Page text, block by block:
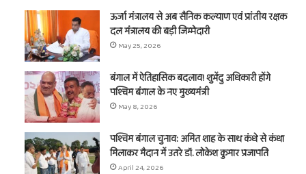
ऊर्जा मंत्रालय से अब सैनिक कल्याण एवं प्रांतीय रक्षक
दल मंत्रालय की बड़ी जिम्मेदारी
May 25, 2026
बंगाल में ऐतिहासिक बदलाव! शुभेंदु अधिकारी होंगे
पश्चिम बंगाल के नए मुख्यमंत्री
May 8, 2026
पश्चिम बंगाल चुनाव: अमित शाह के साथ कंधे से कंधा
मिलाकर मैदान में उतरे डॉ. लोकेश कुमार प्रजापति
April 24, 2026